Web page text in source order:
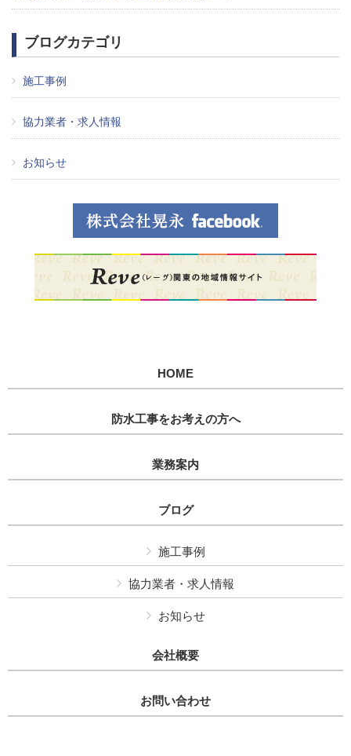
ブログカテゴリ
施工事例
協力業者・求人情報
お知らせ
HOME
防水工事をお考えの方へ
業務案内
ブログ
施工事例
協力業者・求人情報
お知らせ
会社概要
お問い合わせ